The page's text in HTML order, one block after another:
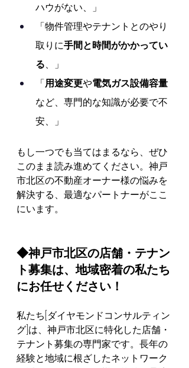
ハウがない、」
「物件管理やテナントとのやり
取りに手間と時間がかかってい
る、」
「用途変更や電気ガス設備容量
など、専門的な知識が必要で不
安、」
もし一つでも当てはまるなら、ぜひ
このまま読み進めてください。神戸
市北区の不動産オーナー様の悩みを
解決する、最適なパートナーがここ
にいます。
◆神戸市北区の店舗・テナン
ト募集は、地域密着の私たち
にお任せください！
私たち[ダイヤモンドコンサルティン
グ]は、神戸市北区に特化した店舗・
テナント募集の専門家です。長年の
経験と地域に根ざしたネットワーク